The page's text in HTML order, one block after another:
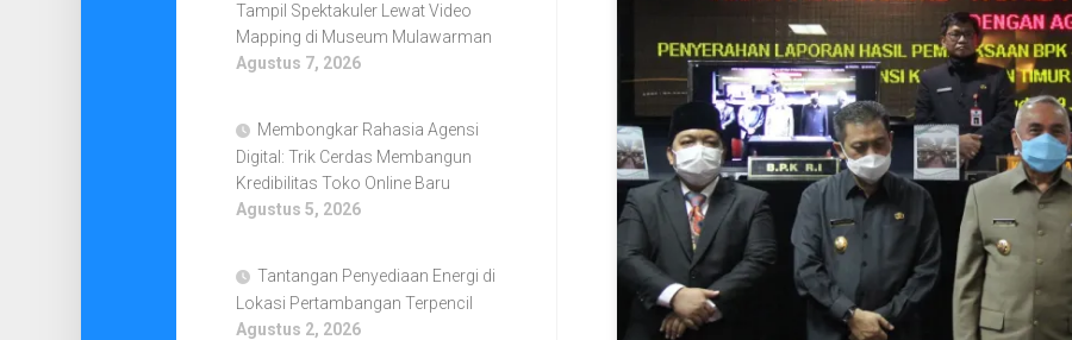
Tampil Spektakuler Lewat Video
Mapping di Museum Mulawarman
Agustus 7, 2026
Membongkar Rahasia Agensi
Digital: Trik Cerdas Membangun
Kredibilitas Toko Online Baru
Agustus 5, 2026
Tantangan Penyediaan Energi di
Lokasi Pertambangan Terpencil
Agustus 2, 2026